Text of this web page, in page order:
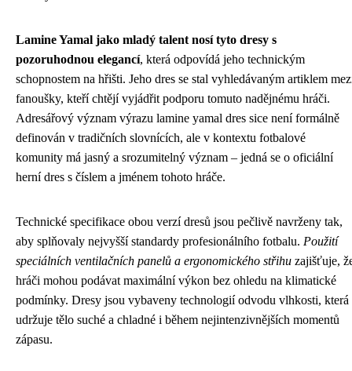
Lamine Yamal jako mladý talent nosí tyto dresy s
pozoruhodnou elegancí, která odpovídá jeho technickým
schopnostem na hřišti. Jeho dres se stal vyhledávaným artiklem
fanoušky, kteří chtějí vyjádřit podporu tomuto nadějnému hráči.
Adresářový význam výrazu lamine yamal dres sice není formálně
definován v tradičních slovnících, ale v kontextu fotbalové
komunity má jasný a srozumitelný význam – jedná se o oficiální
herní dres s číslem a jménem tohoto hráče.
Technické specifikace obou verzí dresů jsou pečlivě navrženy tak,
aby splňovaly nejvyšší standardy profesionálního fotbalu. Použití
speciálních ventilačních panelů a ergonomického střihu zajišťuje,
hráči mohou podávat maximální výkon bez ohledu na klimatické
podmínky. Dresy jsou vybaveny technologií odvodu vlhkosti, která
udržuje tělo suché a chladné i během nejintenzivnějších momentů
zápasu.